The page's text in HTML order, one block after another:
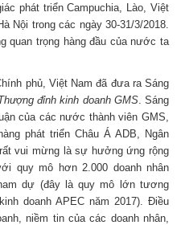
phát triển Campuchia, Lào, Việt
Nội trong các ngày 30-31/3/2018.
quan trọng hàng đầu của nước ta
phủ, Việt Nam đã đưa ra Sáng
đỉnh kinh doanh GMS. Sáng
của các nước thành viên GMS,
phát triển Châu Á ADB, Ngân
vui mừng là sự hưởng ứng rộng
quy mô hơn 2.000 doanh nhân
dự (đây là quy mô lớn tương
doanh APEC năm 2017). Điều
niềm tin của các doanh nhân,